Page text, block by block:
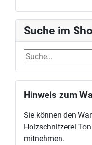
Suche im
Hinweis zum
Sie können den
Holzschnitzerei
mitnehmen.